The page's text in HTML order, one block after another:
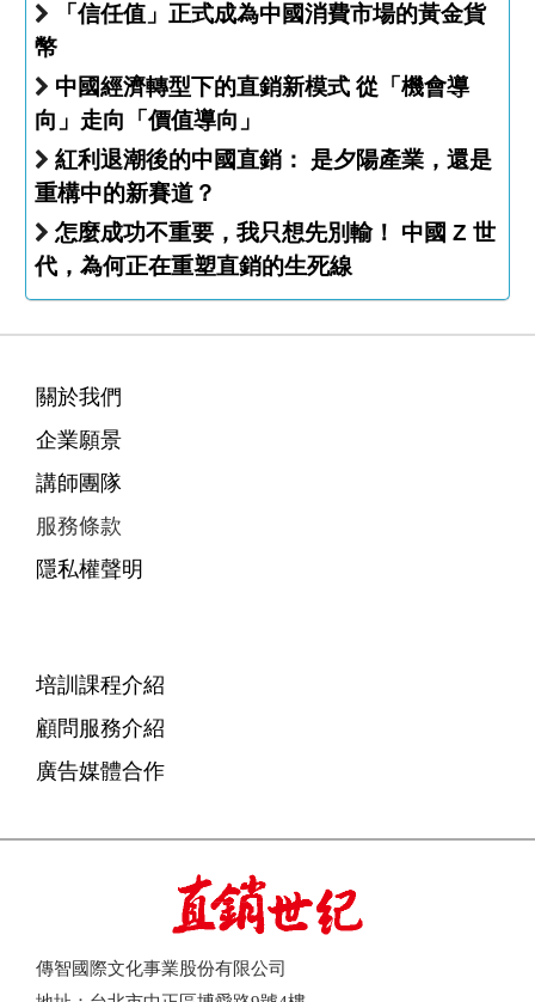
「信任值」正式成為中國消費市場的黃金貨
幣
中國經濟轉型下的直銷新模式 從「機會導
向」走向「價值導向」
紅利退潮後的中國直銷： 是夕陽產業，還是
重構中的新賽道？
怎麼成功不重要，我只想先別輸！ 中國 Z 世
代，為何正在重塑直銷的生死線
關於我們
企業願景
講師團隊
服務條款
隱私權聲明
培訓課程介紹
顧問服務介紹
廣告媒體合作
傳智國際文化事業股份有限公司